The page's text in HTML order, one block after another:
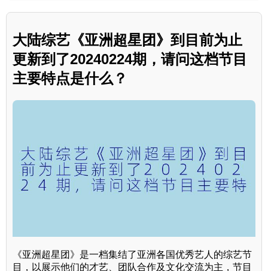
大陆综艺《亚洲超星团》到目前为止
更新到了20240224期，请问这档节目
主要特点是什么？
《亚洲超星团》是一档集结了亚洲各国优秀艺人的综艺节
目，以展示他们的才艺、团队合作及文化交流为主，节目